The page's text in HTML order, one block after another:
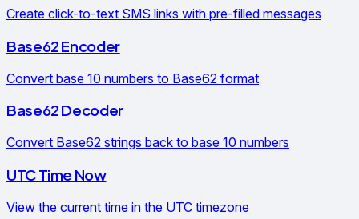
Create click-to-text SMS links with pre-filled messages
Base62 Encoder
Convert base 10 numbers to Base62 format
Base62 Decoder
Convert Base62 strings back to base 10 numbers
UTC Time Now
View the current time in the UTC timezone